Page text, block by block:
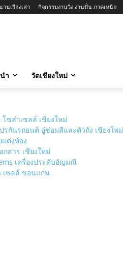
านเรื่องเล่า กิจกรรมงานวิ่ง งานปั่น ภาคเหนือ
ำ วัดเชียงใหม่
โซล่าเซลล์ เชียงใหม่
รกันรถยนต์ อู่ซ่อมสีและตัวถัง เชียงใหม่
แต่งห้อง
กสาร เชียงใหม่
เครื่องประดับอัญมณี
เซลล์ ขอนแก่น